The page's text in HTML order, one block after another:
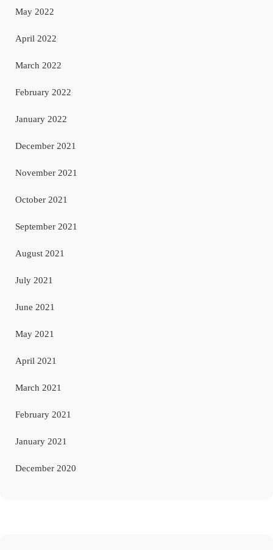
May 2022
April 2022
March 2022
February 2022
January 2022
December 2021
November 2021
October 2021
September 2021
August 2021
July 2021
June 2021
May 2021
April 2021
March 2021
February 2021
January 2021
December 2020